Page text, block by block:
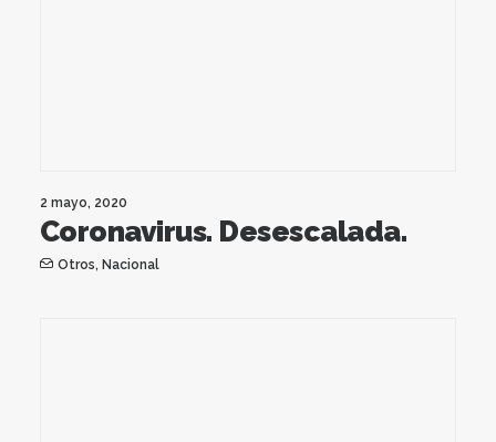
2 mayo, 2020
Coronavirus. Desescalada.
Otros, Nacional